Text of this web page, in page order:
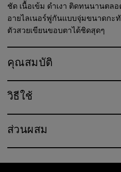
ชัด เนื้อเข้ม ดำเงา ติดทนนานต
อายไลเนอร์พู่กันแบบจุ่มขนาดกะทั
ตัวสวยเขียนขอบตาได้ชิดสุดๆ
คุณสมบัติ
วิธีใช้
ส่วนผสม